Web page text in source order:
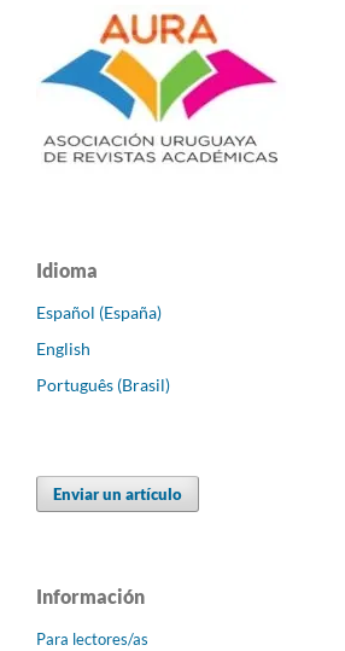
Idioma
Español (España)
English
Português (Brasil)
Enviar un artículo
Información
Para lectores/as